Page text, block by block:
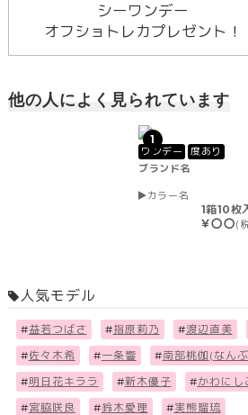
シーワンデー
オフショトレカプレゼント！
他の人によく見られています
1
ワンデー
度あり
ブランド名
カラー名
1箱10枚
￥〇〇(
人気モデル
#益若つばさ #指原莉乃 #渡辺直美
#佐々木希 #一条響 #南部桃伽(なん
#明日花キララ #新木優子 #かわにし
#宮脇咲良 #鈴木愛理 #実熊瑠琉